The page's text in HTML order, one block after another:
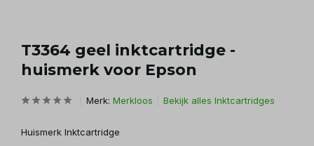
T3364 geel inktcartridge -
huismerk voor Epson
Merk: Merkloos Bekijk alles Inktcartridges
Huismerk Inktcartridge